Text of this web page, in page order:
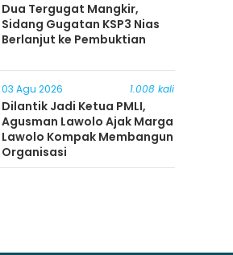
Dua Tergugat Mangkir,
Sidang Gugatan KSP3 Nias
Berlanjut ke Pembuktian
03 Agu 2026 1.008 kali
Dilantik Jadi Ketua PMLI,
Agusman Lawolo Ajak Marga
Lawolo Kompak Membangun
Organisasi